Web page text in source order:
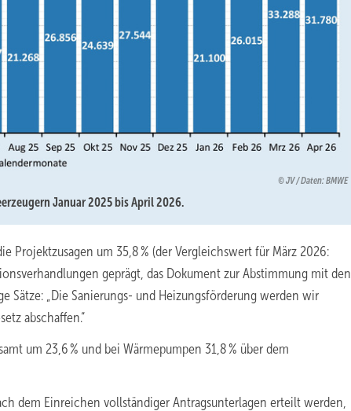
JV / Daten: BMWE
Januar 2025 bis April 2026.
um 35,8 % (der Vergleichswert für März 2026:
geprägt, das Dokument zur Abstimmung mit den
Sätze: „Die Sanierungs- und Heizungsförderung werden wir
abschaffen.“
um 23,6 % und bei Wärmepumpen 31,8 % über dem
dem Einreichen vollständiger Antragsunterlagen erteilt werden,